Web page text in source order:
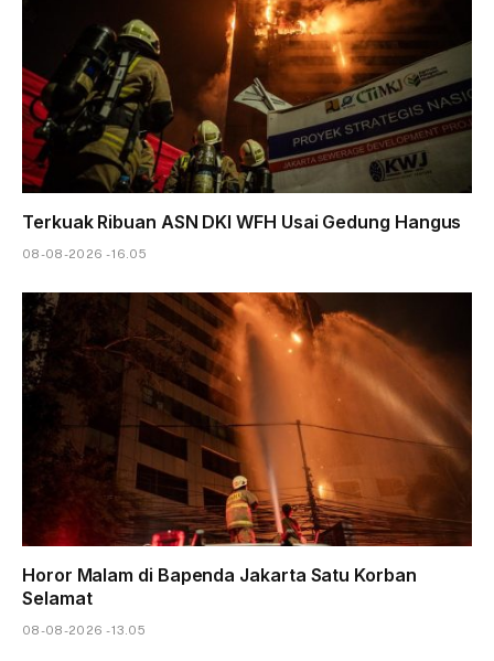
Terkuak Ribuan ASN DKI WFH Usai Gedung Hangus
08-08-2026 - 16.05
Horor Malam di Bapenda Jakarta Satu Korban
Selamat
08-08-2026 - 13.05